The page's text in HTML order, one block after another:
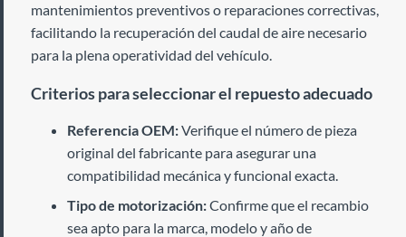
mantenimientos preventivos o reparaciones correctivas,
facilitando la recuperación del caudal de aire necesario
para la plena operatividad del vehículo.
Criterios para seleccionar el repuesto adecuado
Referencia OEM:Verifique el número de pieza
original del fabricante para asegurar una
compatibilidad mecánica y funcional exacta.
Tipo de motorización:Confirme que el recambio
sea apto para la marca, modelo y año de